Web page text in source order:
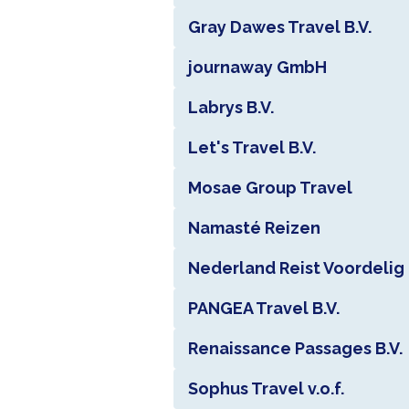
Gray Dawes Travel B.V.
journaway GmbH
Labrys B.V.
Let's Travel B.V.
Mosae Group Travel
Namasté Reizen
Nederland Reist Voordelig
PANGEA Travel B.V.
Renaissance Passages B.V.
Sophus Travel v.o.f.